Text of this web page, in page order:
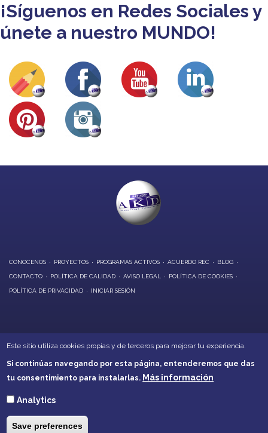
¡Síguenos en Redes Sociales y
únete a nuestro MUNDO!
CONOCENOS PROYECTOS PROGRAMAS ACTIVOS ACUERDO REC BLOG
CONTACTO POLÍTICA DE CALIDAD AVISO LEGAL POLÍTICA DE COOKIES
POLÍTICA DE PRIVACIDAD INICIAR SESIÓN
Calle Soledad, 21 - Villarrubia de los Ojos
Teléfonos: 926260001 - 926266632
akd@akd-cr.com
Este sitio utiliza cookies propias y de terceros para mejorar tu experiencia.
Si continúas navegando por esta página, entenderemos que das
tu consentimiento para instalarlas. Más información
Analytics
Save preferences